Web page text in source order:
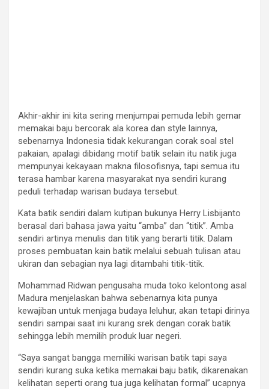
Akhir-akhir ini kita sering menjumpai pemuda lebih gemar
memakai baju bercorak ala korea dan style lainnya,
sebenarnya Indonesia tidak kekurangan corak soal stel
pakaian, apalagi dibidang motif batik selain itu natik juga
mempunyai kekayaan makna filosofisnya, tapi semua itu
terasa hambar karena masyarakat nya sendiri kurang
peduli terhadap warisan budaya tersebut.
Kata batik sendiri dalam kutipan bukunya Herry Lisbijanto
berasal dari bahasa jawa yaitu “amba” dan “titik”. Amba
sendiri artinya menulis dan titik yang berarti titik. Dalam
proses pembuatan kain batik melalui sebuah tulisan atau
ukiran dan sebagian nya lagi ditambahi titik-titik.
Mohammad Ridwan pengusaha muda toko kelontong asal
Madura menjelaskan bahwa sebenarnya kita punya
kewajiban untuk menjaga budaya leluhur, akan tetapi dirinya
sendiri sampai saat ini kurang srek dengan corak batik
sehingga lebih memilih produk luar negeri.
“Saya sangat bangga memiliki warisan batik tapi saya
sendiri kurang suka ketika memakai baju batik, dikarenakan
kelihatan seperti orang tua juga kelihatan formal” ucapnya